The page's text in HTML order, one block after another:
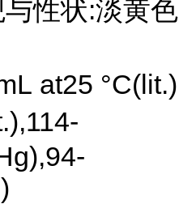
性状:淡黄色
at25 °C(lit.)